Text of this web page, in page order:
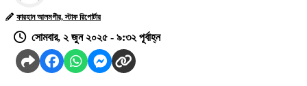
ফারহান আলমগীর, স্টাফ রিপোর্টার
সোমবার, ২ জুন ২০২৫ - ৯:৩২ পূর্বাহ্ন